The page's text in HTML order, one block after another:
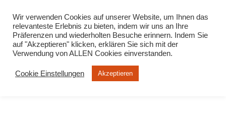
Wir verwenden Cookies auf unserer Website, um Ihnen das
relevanteste Erlebnis zu bieten, indem wir uns an Ihre
Präferenzen und wiederholten Besuche erinnern. Indem Sie
auf "Akzeptieren" klicken, erklären Sie sich mit der
Verwendung von ALLEN Cookies einverstanden.
Cookie Einstellungen Akzeptieren